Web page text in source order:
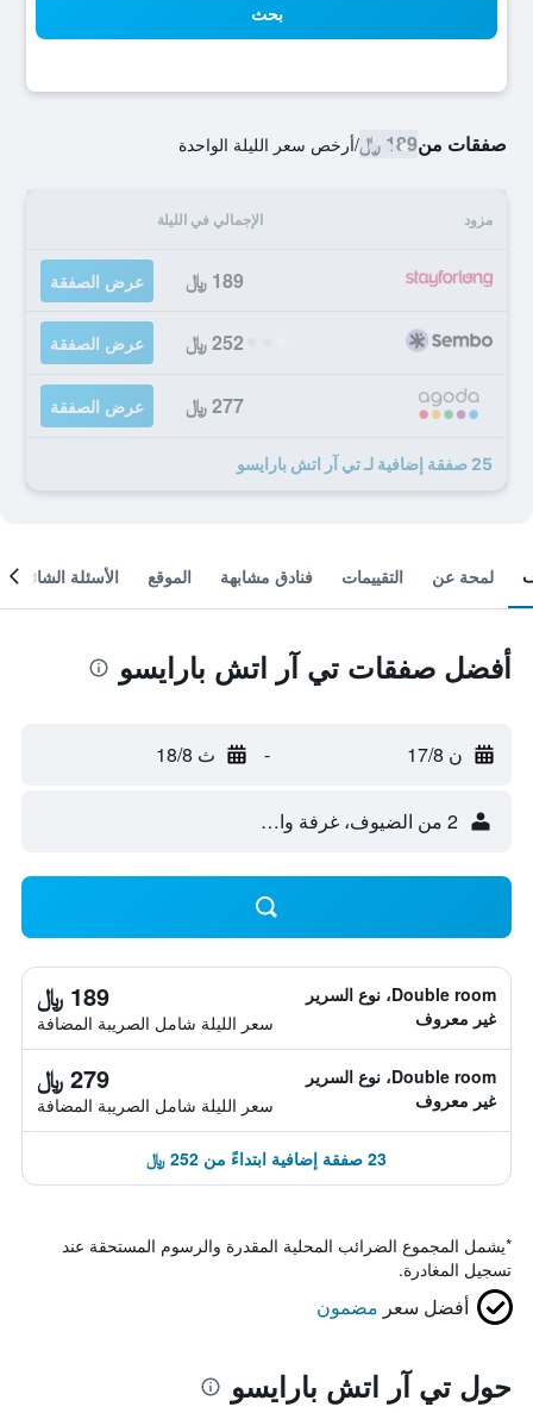
بحث
صفقات من189 ﷼ /أرخص سعر الليلة الواحدة
مزود الإجمالي في الليلة
189 ﷼ عرض الصفقة
252 ﷼ عرض الصفقة
277 ﷼ عرض الصفقة
25 صفقة إضافية لـ تي آر اتش بارايسو
لمحة عن التقييمات فنادق مشابهة الموقع الأسئلة الشائعة
أفضل صفقات تي آر اتش بارايسو
ن 17/8 - ث 18/8
2 من الضيوف، غرفة واحدة
Double room، نوع السرير
غير معروف
189 ﷼
سعر الليلة شامل الصريبة المضافة
Double room، نوع السرير
غير معروف
279 ﷼
سعر الليلة شامل الصريبة المضافة
23 صفقة إضافية ابتداءً من 252 ﷼
*يشمل المجموع الضرائب المحلية المقدرة والرسوم المستحقة عند
تسجيل المغادرة.
أفضل سعر مضمون
حول تي آر اتش بارايسو